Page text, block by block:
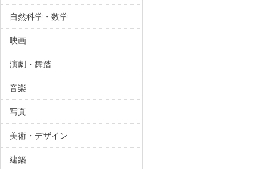
自然科学・数学
映画
演劇・舞踏
音楽
写真
美術・デザイン
建築